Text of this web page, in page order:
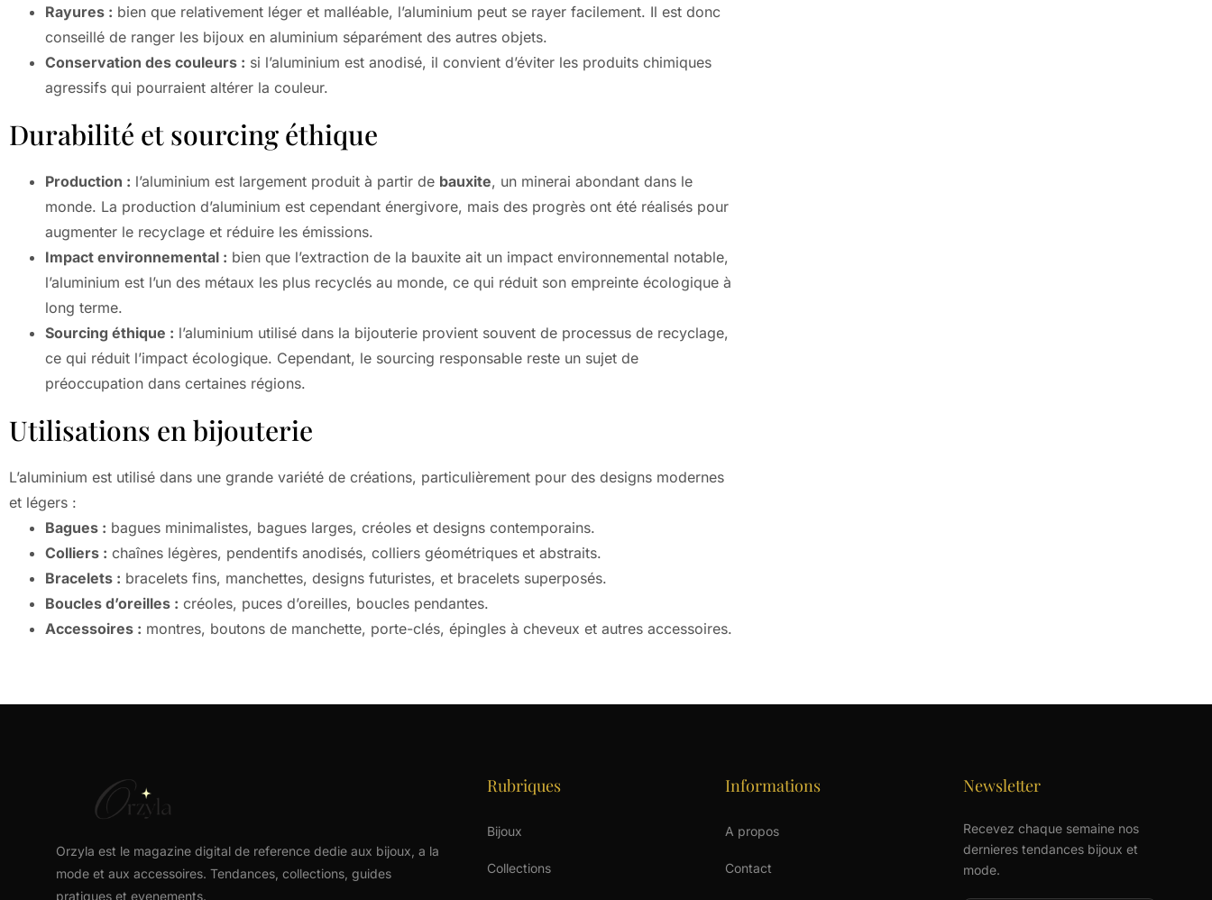
Rayures : bien que relativement léger et malléable, l’aluminium peut se rayer facilement. Il est donc
conseillé de ranger les bijoux en aluminium séparément des autres objets.
Conservation des couleurs : si l’aluminium est anodisé, il convient d’éviter les produits chimiques
agressifs qui pourraient altérer la couleur.
Durabilité et sourcing éthique
Production : l’aluminium est largement produit à partir de bauxite, un minerai abondant dans le
monde. La production d’aluminium est cependant énergivore, mais des progrès ont été réalisés pour
augmenter le recyclage et réduire les émissions.
Impact environnemental : bien que l’extraction de la bauxite ait un impact environnemental notable,
l’aluminium est l’un des métaux les plus recyclés au monde, ce qui réduit son empreinte écologique à
long terme.
Sourcing éthique : l’aluminium utilisé dans la bijouterie provient souvent de processus de recyclage,
ce qui réduit l’impact écologique. Cependant, le sourcing responsable reste un sujet de
préoccupation dans certaines régions.
Utilisations en bijouterie
L’aluminium est utilisé dans une grande variété de créations, particulièrement pour des designs modernes
et légers :
Bagues : bagues minimalistes, bagues larges, créoles et designs contemporains.
Colliers : chaînes légères, pendentifs anodisés, colliers géométriques et abstraits.
Bracelets : bracelets fins, manchettes, designs futuristes, et bracelets superposés.
Boucles d’oreilles : créoles, puces d’oreilles, boucles pendantes.
Accessoires : montres, boutons de manchette, porte-clés, épingles à cheveux et autres accessoires.
Orzyla est le magazine digital de reference dedie aux bijoux, a la
mode et aux accessoires. Tendances, collections, guides
pratiques et evenements.
Rubriques
Bijoux
Collections
Informations
A propos
Contact
Newsletter
Recevez chaque semaine nos
dernieres tendances bijoux et
mode.